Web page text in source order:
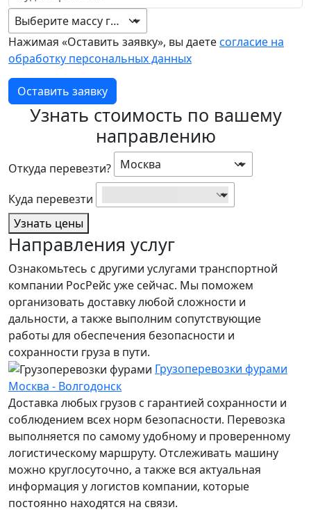
Выберите массу груза
Нажимая «Оставить заявку», вы даетесогласие на
обработку персональных данных
Оставить заявку
Узнать стоимость по вашему
направлению
Откуда перевезти? Москва
Куда перевезти
Узнать цены
Направления услуг
Ознакомьтесь с другими услугами транспортной
компании РосРейс уже сейчас. Мы поможем
организовать доставку любой сложности и
дальности, а также выполним сопутствующие
работы для обеспечения безопасности и
сохранности груза в пути.
Грузоперевозки фурами
Москва - Волгодонск
Доставка любых грузов с гарантией сохранности и
соблюдением всех норм безопасности. Перевозка
выполняется по самому удобному и проверенному
логистическому маршруту. Отслеживать машину
можно круглосуточно, а также вся актуальная
информация у логистов компании, которые
постоянно находятся на связи.